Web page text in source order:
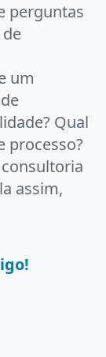
perguntas
um
Qual
processo?
assim,